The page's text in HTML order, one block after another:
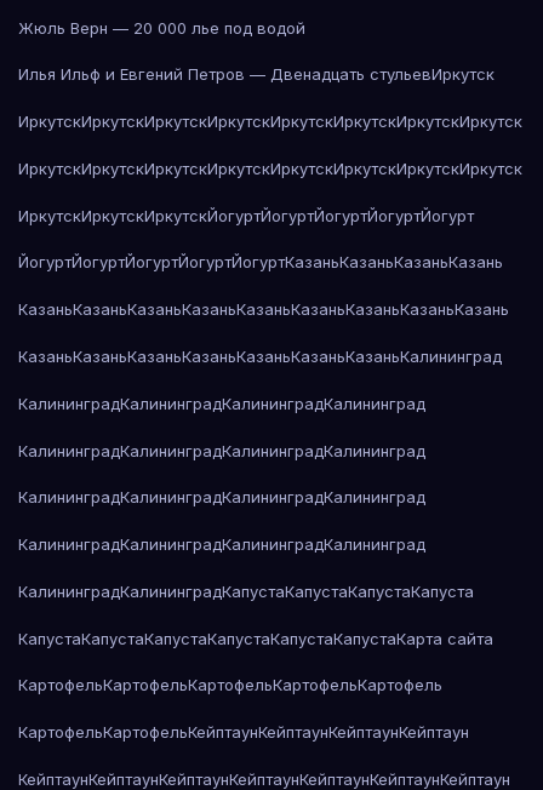
Жюль Верн — 20 000 лье под водой
Илья Ильф и Евгений Петров — Двенадцать стульевИркутск
ИркутскИркутскИркутскИркутскИркутскИркутскИркутскИркутск
ИркутскИркутскИркутскИркутскИркутскИркутскИркутскИркутск
ИркутскИркутскИркутскЙогуртЙогуртЙогуртЙогуртЙогурт
ЙогуртЙогуртЙогуртЙогуртЙогуртКазаньКазаньКазаньКазань
КазаньКазаньКазаньКазаньКазаньКазаньКазаньКазаньКазань
КазаньКазаньКазаньКазаньКазаньКазаньКазаньКалининград
КалининградКалининградКалининградКалининград
КалининградКалининградКалининградКалининград
КалининградКалининградКалининградКалининград
КалининградКалининградКалининградКалининград
КалининградКалининградКапустаКапустаКапустаКапуста
КапустаКапустаКапустаКапустаКапустаКапустаКарта сайта
КартофельКартофельКартофельКартофельКартофель
КартофельКартофельКейптаунКейптаунКейптаунКейптаун
КейптаунКейптаунКейптаунКейптаунКейптаунКейптаунКейптаун